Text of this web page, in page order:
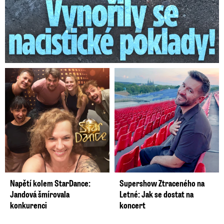
Napětí kolem StarDance:
Jandová šmírovala
konkurenci
Supershow Ztraceného na
Letné: Jak se dostat na
koncert